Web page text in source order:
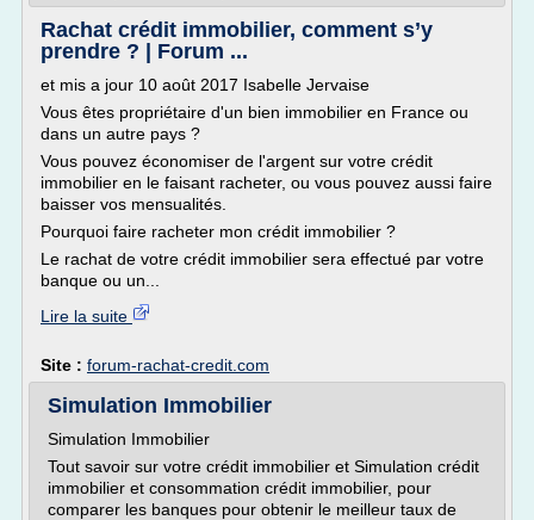
Rachat crédit immobilier, comment s’y
prendre ? | Forum ...
et mis a jour 10 août 2017 Isabelle Jervaise
Vous êtes propriétaire d'un bien immobilier en France ou
dans un autre pays ?
Vous pouvez économiser de l'argent sur votre crédit
immobilier en le faisant racheter, ou vous pouvez aussi faire
baisser vos mensualités.
Pourquoi faire racheter mon crédit immobilier ?
Le rachat de votre crédit immobilier sera effectué par votre
banque ou un...
Lire la suite
Site : forum-rachat-credit.com
Simulation Immobilier
Simulation Immobilier
Tout savoir sur votre crédit immobilier et Simulation crédit
immobilier et consommation crédit immobilier, pour
comparer les banques pour obtenir le meilleur taux de